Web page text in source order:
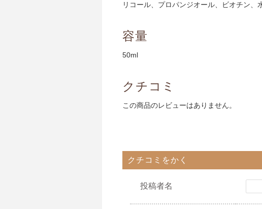
リコール、プロパンジオール、ビオチン
容量
50ml
クチコミ
この商品のレビューはありません。
クチコミをかく
投稿者名